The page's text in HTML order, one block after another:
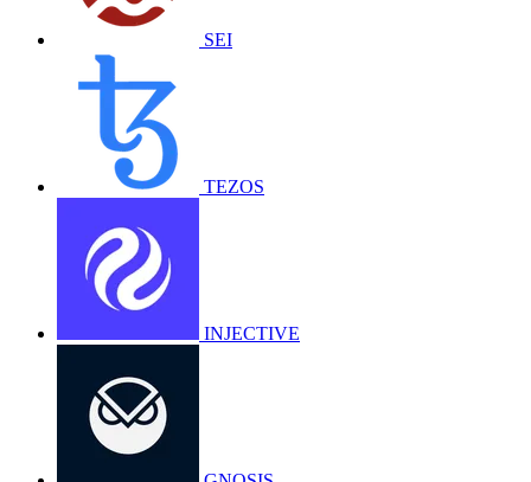
SEI
TEZOS
INJECTIVE